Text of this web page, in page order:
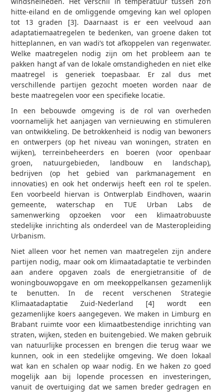
hitte-eiland en de omliggende omgeving kan wel oplopen
tot 13 graden [3]. Daarnaast is er een veelvoud aan
adaptatiemaatregelen te bedenken, van groene daken tot
hitteplannen, en van wadi’s tot afkoppelen van regenwater.
Welke maatregelen nodig zijn om het probleem aan te
pakken hangt af van de lokale omstandigheden en niet elke
maatregel is generiek toepasbaar. Er zal dus met
verschillende partijen gezocht moeten worden naar de
beste maatregelen voor een specifieke locatie.
In een bebouwde omgeving is de rol van overheden
voornamelijk het aanjagen van vernieuwing en stimuleren
van ontwikkeling. De betrokkenheid is nodig van bewoners
en ontwerpers (op het niveau van woningen, straten en
wijken), terreinbeheerders en boeren (voor openbaar
groen, natuurgebieden, landbouw en landschap),
bedrijven (op het gebied van parkmanagement en
innovaties) en ook het onderwijs heeft een rol te spelen.
Een voorbeeld hiervan is Ontwerplab Eindhoven, waarin
gemeente, waterschap en TUE Urban Labs de
samenwerking opzoeken voor een klimaatrobuuste
stedelijke inrichting als onderdeel van de Masteropleiding
Urbanism.
Niet alleen voor het nemen van maatregelen zijn andere
partijen nodig, maar ook om klimaatadaptatie te verbinden
aan andere opgaven zoals de energietransitie of de
woningbouwopgave en om meekoppelkansen gezamenlijk
te benutten. In de recent verschenen Strategie
Klimaatadaptatie Zuid-Nederland [4] wordt een
gezamenlijke koers aangegeven. We maken in Limburg en
Brabant ruimte voor een klimaatbestendige inrichting van
straten, wijken, steden en buitengebied. We maken gebruik
van natuurlijke processen en brengen die terug waar we
kunnen, ook in een stedelijke omgeving. We doen lokaal
wat kan en schalen op waar nodig. En we haken zo goed
mogelijk aan bij lopende processen en investeringen,
vanuit de overtuiging dat we samen breder gedragen en